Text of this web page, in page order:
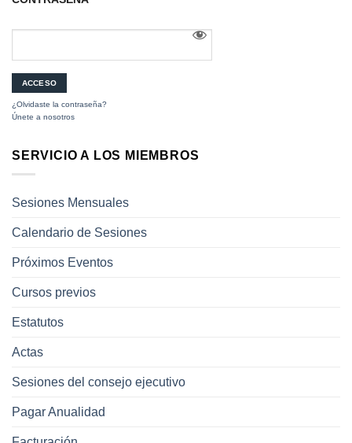
¿Olvidaste la contraseña?
Únete a nosotros
SERVICIO A LOS MIEMBROS
Sesiones Mensuales
Calendario de Sesiones
Próximos Eventos
Cursos previos
Estatutos
Actas
Sesiones del consejo ejecutivo
Pagar Anualidad